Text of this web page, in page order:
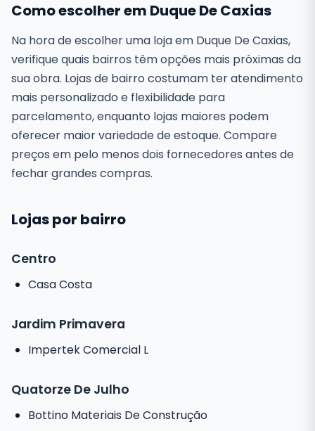
Como escolher em Duque De Caxias
Na hora de escolher uma loja em Duque De Caxias,
verifique quais bairros têm opções mais próximas da
sua obra. Lojas de bairro costumam ter atendimento
mais personalizado e flexibilidade para
parcelamento, enquanto lojas maiores podem
oferecer maior variedade de estoque. Compare
preços em pelo menos dois fornecedores antes de
fechar grandes compras.
Lojas por bairro
Centro
Casa Costa
Jardim Primavera
Impertek Comercial L
Quatorze De Julho
Bottino Materiais De Construção